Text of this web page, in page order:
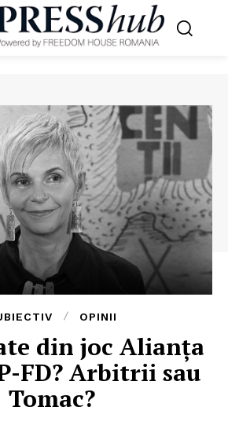
OPINII
din joc Alianța
FD? Arbitrii sau
Tomac?